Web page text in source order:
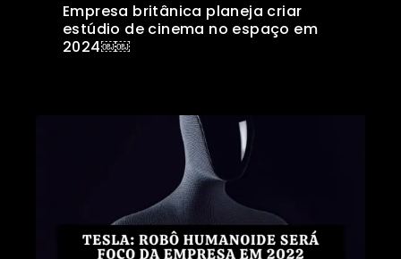
Empresa britânica planeja criar
estúdio de cinema no espaço em
2024￼￼